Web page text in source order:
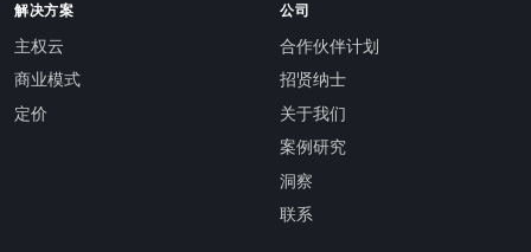
解决方案
主权云
商业模式
定价
公司
合作伙伴计划
招贤纳士
关于我们
案例研究
洞察
联系